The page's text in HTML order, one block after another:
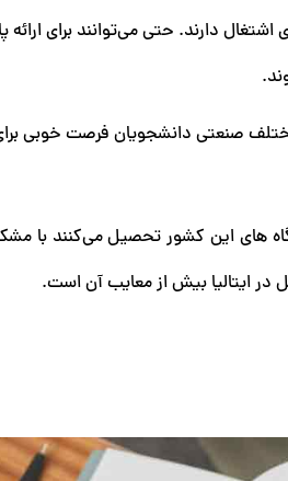
دارند. حتی می‌توانند برای ارائه
صنعتی دانشجویان فرصت خوبی
های این کشور تحصیل می‌کنند با
در ایتالیا بیش از معایب آن است.